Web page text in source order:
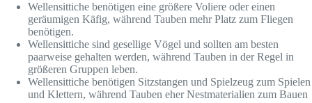
Wellensittiche benötigen eine größere Voliere oder einen
geräumigen Käfig, während Tauben mehr Platz zum Fliegen
benötigen.
Wellensittiche sind gesellige Vögel und sollten am besten
paarweise gehalten werden, während Tauben in der Regel in
größeren Gruppen leben.
Wellensittiche benötigen Sitzstangen und Spielzeug zum Spielen
und Klettern, während Tauben eher Nestmaterialien zum Bauen